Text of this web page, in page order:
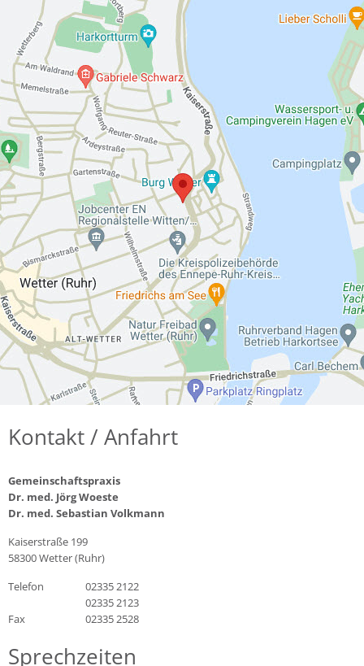
Kontakt / Anfahrt
Gemeinschaftspraxis
Dr. med. Jörg Woeste
Dr. med. Sebastian Volkmann
Kaiserstraße 199
58300 Wetter (Ruhr)
Telefon
02335 2122
02335 2123
Fax
02335 2528
Sprechzeiten